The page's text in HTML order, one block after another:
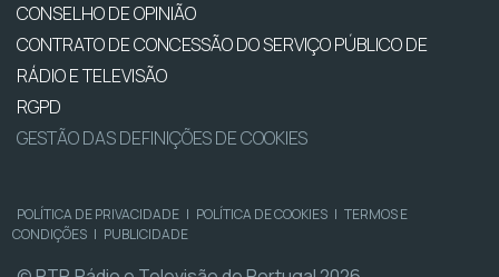
CONSELHO DE OPINIÃO
CONTRATO DE CONCESSÃO DO SERVIÇO PÚBLICO DE
RÁDIO E TELEVISÃO
RGPD
GESTÃO DAS DEFINIÇÕES DE COOKIES
POLÍTICA DE PRIVACIDADE | POLÍTICA DE COOKIES | TERMOS E
CONDIÇÕES | PUBLICIDADE